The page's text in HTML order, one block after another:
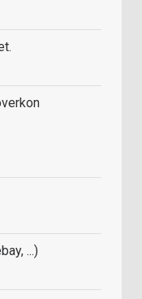
...)